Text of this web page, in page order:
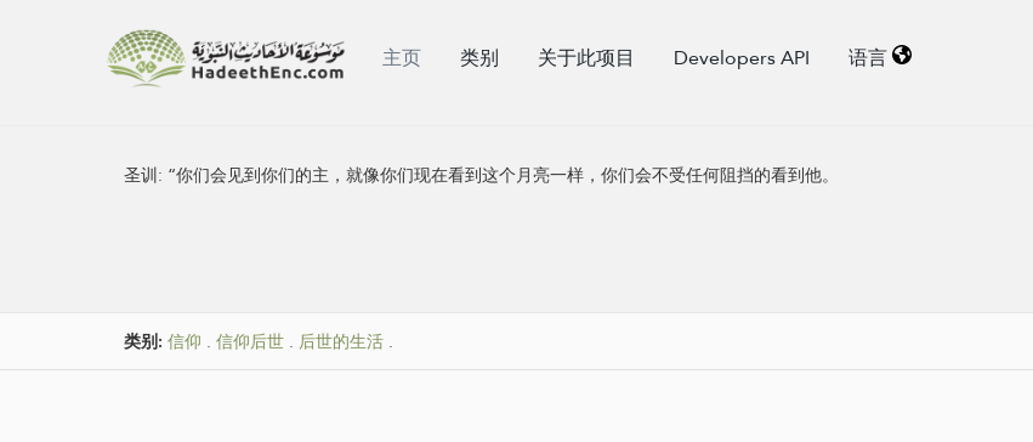
主页 类别 关于此项目 Developers API 语言
圣训: “你们会见到你们的主，就像你们现在看到这个月亮一样，你们会不受任何阻挡的看到他。
类别: 信仰 . 信仰后世 . 后世的生活 .